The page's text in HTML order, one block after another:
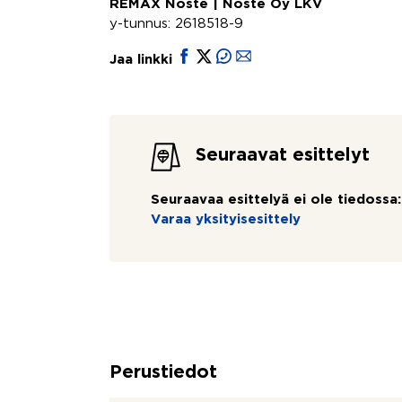
REMAX Noste | Noste Oy LKV
y-tunnus: 2618518-9
Jaa linkki
Seuraavat esittelyt
Seuraavaa esittelyä ei ole tiedossa:
Varaa yksityisesittely
Perustiedot